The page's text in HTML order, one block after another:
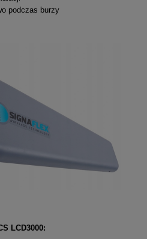
podczas burzy
LCD3000: